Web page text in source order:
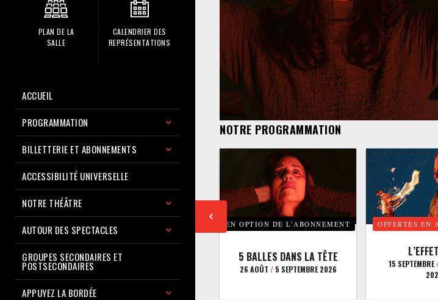
PLAN DE LA
SALLE
CALENDRIER DES
REPRÉSENTATIONS
ACCUEIL
PROGRAMMATION
BILLETTERIE ET ABONNEMENTS
ACCESSIBILITÉ UNIVERSELLE
NOTRE THÉÂTRE
AUTOUR DES SPECTACLES
GROUPES SECONDAIRES ET
POSTSECONDAIRES
APPUYEZ LA BORDÉE
NOTRE PROGRAMMATION
EN OPTION DE L’ABONNEMENT
5 BALLES DANS LA TÊTE
26 AOÛT /5 SEPTEMBRE 2026
OFFERTES EN
15 SEPTEMBRE